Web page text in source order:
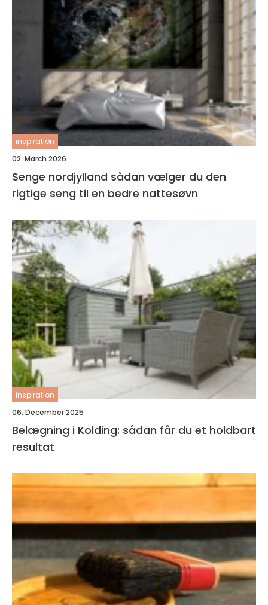
inspiration
02. March 2026
Senge nordjylland sådan vælger du den
rigtige seng til en bedre nattesøvn
inspiration
06. December 2025
Belægning i Kolding: sådan får du et holdbart
resultat